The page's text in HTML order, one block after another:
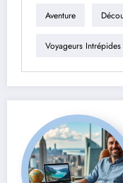
Aventure
Voyageurs Intrépides